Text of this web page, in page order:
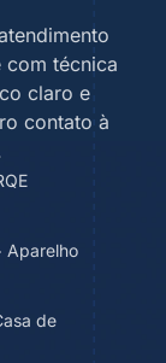
técnica
claro e
contato à
Aparelho
de